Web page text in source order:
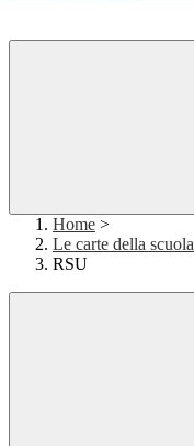
Home >
Le carte della scuola
RSU